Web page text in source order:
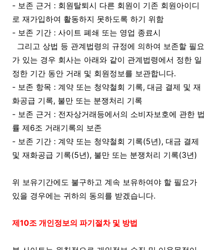
- 보존 근거 : 회원탈퇴시 다른 회원이 기존 회원아이디
로 재가입하여 활동하지 못하도록 하기 위함
- 보존 기간 : 사이트 폐쇄 또는 영업 종료시
그리고 상법 등 관계법령의 규정에 의하여 보존할 필요
가 있는 경우 회사는 아래와 같이 관계법령에서 정한 일
정한 기간 동안 거래 및 회원정보를 보관합니다.
- 보존 항목 : 계약 또는 청약철회 기록, 대금 결제 및 재
화공급 기록, 불만 또는 분쟁처리 기록
- 보존 근거 : 전자상거래등에서의 소비자보호에 관한 법
률 제6조 거래기록의 보존
- 보존 기간 : 계약 또는 청약철회 기록(5년), 대금 결제
및 재화공급 기록(5년), 불만 또는 분쟁처리 기록(3년)
위 보유기간에도 불구하고 계속 보유하여야 할 필요가
있을 경우에는 귀하의 동의를 받겠습니다.
제10조 개인정보의 파기절차 및 방법